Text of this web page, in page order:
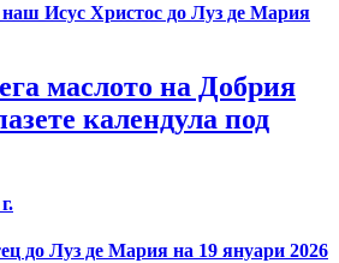
Исус Христос до Луз де Мария
маслото на Добрия
календула под
до Луз де Мария на 19 януари 2026